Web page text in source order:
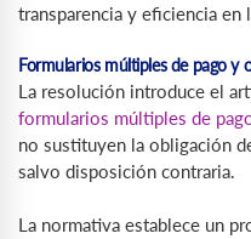
transparencia y eficiencia en
Formularios múltiples de pago y
La resolución introduce el
formularios múltiples de
no sustituyen la obligación
salvo disposición contraria.
La normativa establece un